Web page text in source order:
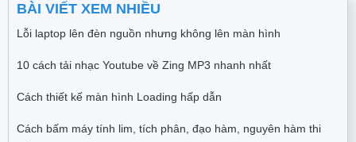
BÀI VIẾT XEM NHIỀU
Lỗi laptop lên đèn nguồn nhưng không lên màn hình
10 cách tải nhạc Youtube về Zing MP3 nhanh nhất
Cách thiết kế màn hình Loading hấp dẫn
Cách bấm máy tính lim, tích phân, đạo hàm, nguyên hàm thi